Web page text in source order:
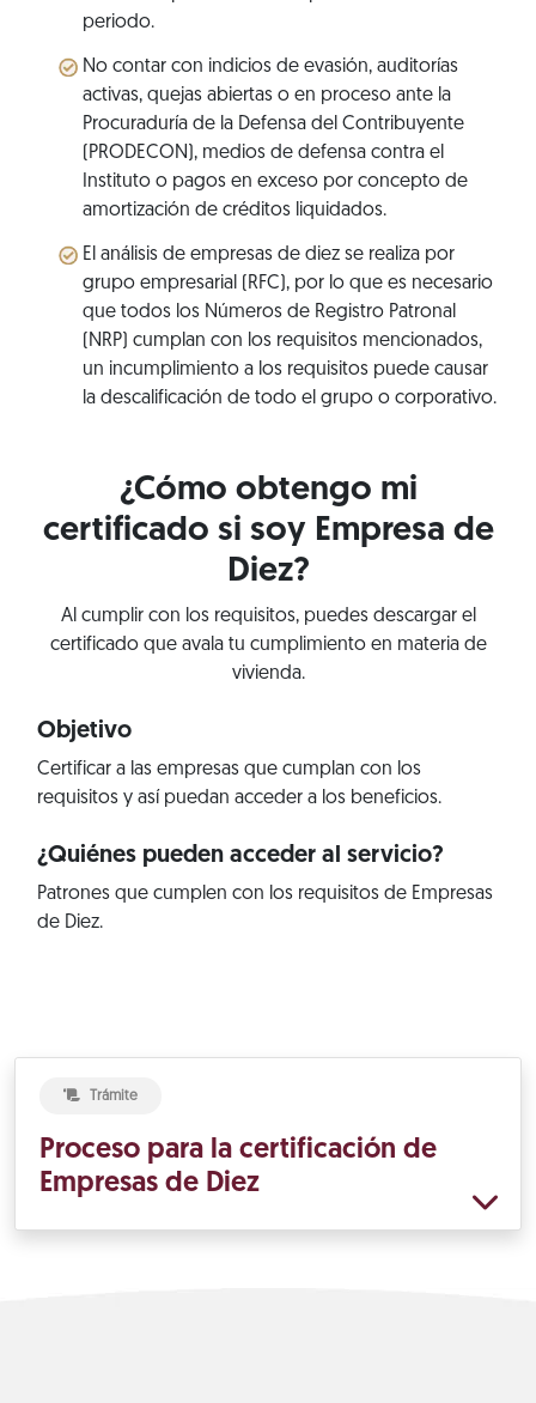
periodo.
No contar con indicios de evasión, auditorías
activas, quejas abiertas o en proceso ante la
Procuraduría de la Defensa del Contribuyente
(PRODECON), medios de defensa contra el
Instituto o pagos en exceso por concepto de
amortización de créditos liquidados.
El análisis de empresas de diez se realiza por
grupo empresarial (RFC), por lo que es necesario
que todos los Números de Registro Patronal
(NRP) cumplan con los requisitos mencionados,
un incumplimiento a los requisitos puede causar
la descalificación de todo el grupo o corporativo.
¿Cómo obtengo mi
certificado si soy Empresa de
Diez?
Al cumplir con los requisitos, puedes descargar el
certificado que avala tu cumplimiento en materia de
vivienda.
Objetivo
Certificar a las empresas que cumplan con los
requisitos y así puedan acceder a los beneficios.
¿Quiénes pueden acceder al servicio?
Patrones que cumplen con los requisitos de Empresas
de Diez.
Trámite
Proceso para la certificación de
Empresas de Diez